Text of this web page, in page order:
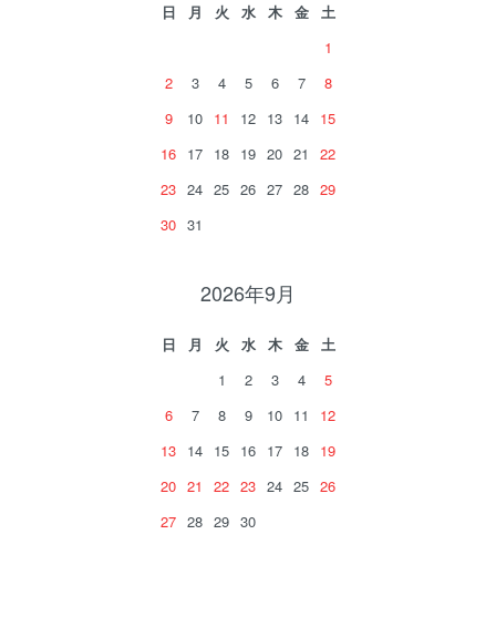
日 月 火 水 木 金
土
1
2
3 4 5 6 7
8
9
10 11 12 13 14 15
16 17 18 19 20 21
22
23 24 25 26 27 28 29
30 31
2026年9月
日 月 火 水 木 金
土
1
2 3 4
5
6
7 8 9 10 11
12
13 14 15 16 17 18 19
20 21 22 23 24 25 26
27 28 29 30